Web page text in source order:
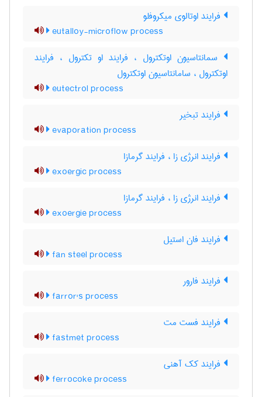
فرایند اوتالوی میکروفلو
eutalloy-microflow process
سمانتاسیون اوتکترول ، فرایند او تکترول ، فرایند
اوتکترول ، سامانتاسیون اوتکترول
eutectrol process
فرایند تبخیر
evaporation process
فرایند انرژی زا ، فرایند گرمازا
exoergic process
فرایند انرژی زا ، فرایند گرمازا
exoergie process
فرایند فان استیل
fan steel process
فرایند فارور
farror's process
فرایند فست مت
fastmet process
فرایند کک آهنی
ferrocoke process